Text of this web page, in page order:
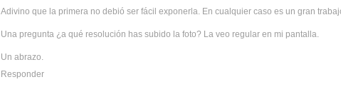
Adivino que la primera no debió ser fácil exponerla. En cualquier caso es un gran
Una pregunta ¿a qué resolución has subido la foto? La veo regular en mi pantalla.
Un abrazo.
Responder